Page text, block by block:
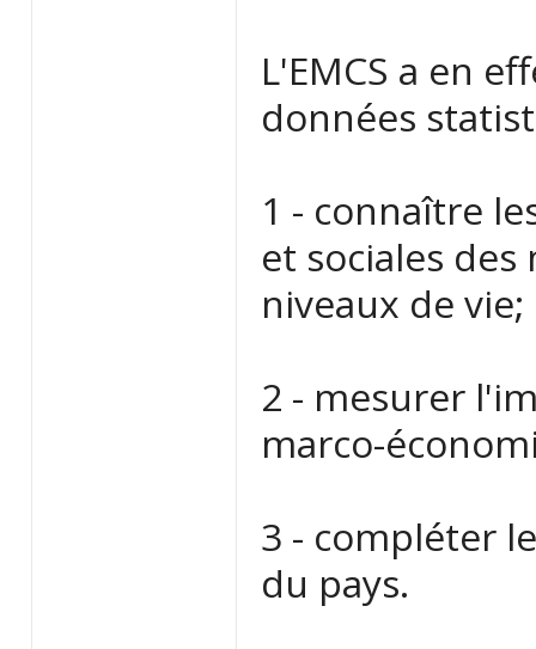
L'EMCS a en
données
1 - connaître
et sociales
niveaux de vie;
2 - mesurer
marco-
3 - compléter
du pays.